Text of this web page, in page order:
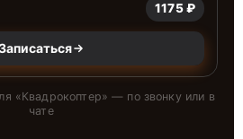
1175 ₽
«Квадрокоптер» — по звонку или в
чате